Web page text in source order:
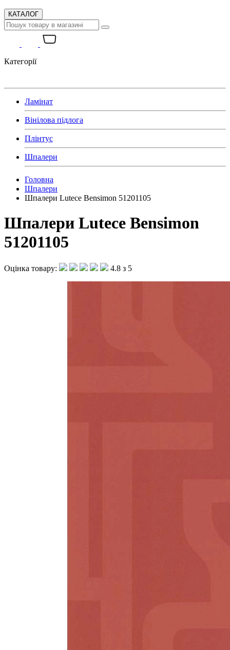
КАТАЛОГ
Категорії
Ламінат
Вінілова підлога
Плінтус
Шпалери
Головна
Шпалери
Шпалери Lutece Bensimon 51201105
Шпалери Lutece Bensimon
51201105
Оцінка товару: 4.8 з 5